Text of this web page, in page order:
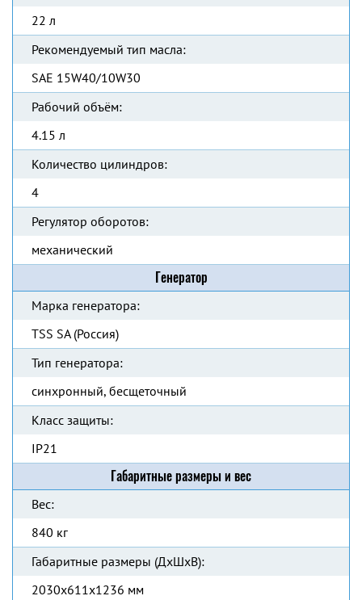
22 л
Рекомендуемый тип масла:
SAE 15W40/10W30
Рабочий объём:
4.15 л
Количество цилиндров:
4
Регулятор оборотов:
механический
Генератор
Марка генератора:
TSS SA (Россия)
Тип генератора:
синхронный, бесщеточный
Класс защиты:
IP21
Габаритные размеры и вес
Вес:
840 кг
Габаритные размеры (ДхШхВ):
2030х611х1236 мм